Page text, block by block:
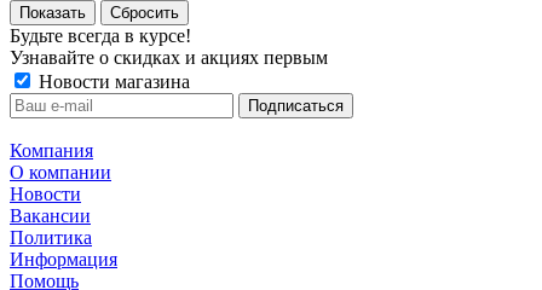
Сбросить
Будьте всегда в курсе!
Узнавайте о скидках и акциях первым
Новости магазина
Компания
О компании
Новости
Вакансии
Политика
Информация
Помощь